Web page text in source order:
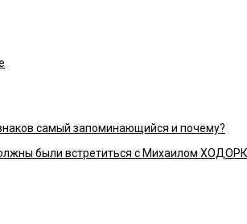
самый запоминающийся и почему?
были встретиться с Михаилом